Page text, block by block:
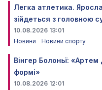
Легка атлетика.
зійдеться з головною
10.08.2026 13:01
Новини
Новини спорту
Вінгер Болоньї: «Артем
формі»
10.08.2026 12:01